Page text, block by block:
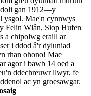
gan 1912—y
ysgol. Mae'n cynnwys
Felin Wlân, Siop Hufen
a chipolwg eraill ar
i ddod â'r dyluniad
rhan ohono! Mae
agor i bawb 14 oed a
ddechreuwr llwyr, fe
ac yn groesawgar.